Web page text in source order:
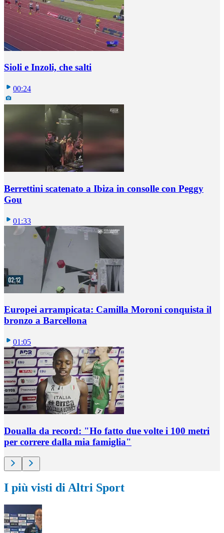
Sioli e Inzoli, che salti
00:24
Berrettini scatenato a Ibiza in consolle con Peggy
Gou
01:33
Europei arrampicata: Camilla Moroni conquista il
bronzo a Barcellona
01:05
Doualla da record: "Ho fatto due volte i 100 metri
per correre dalla mia famiglia"
I più visti di Altri Sport